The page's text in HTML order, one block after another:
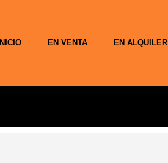
INICIO EN VENTA EN ALQUILER